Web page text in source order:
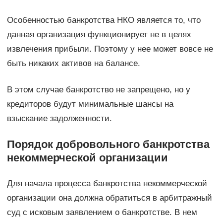
Особенностью банкротства НКО является то, что
данная организация функционирует не в целях
извлечения прибыли. Поэтому у нее может вовсе не
быть никаких активов на балансе.
В этом случае банкротство не запрещено, но у
кредиторов будут минимальные шансы на
взыскание задолженности.
Порядок добровольного банкротства
некоммерческой организации
Для начала процесса банкротства некоммерческой
организации она должна обратиться в арбитражный
суд с исковым заявлением о банкротстве. В нем